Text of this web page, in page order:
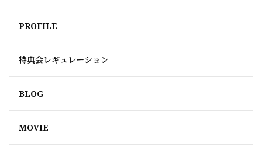
PROFILE
特典会レギュレーション
BLOG
MOVIE